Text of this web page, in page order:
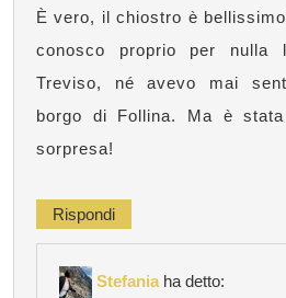
È vero, il chiostro è
conosco proprio per nulla
Treviso, né avevo mai
borgo di Follina. Ma è
sorpresa!
Rispondi
Stefania ha detto: